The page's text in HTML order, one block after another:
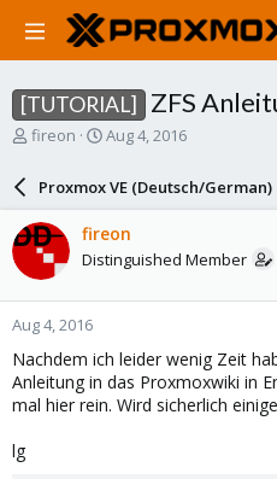
[TUTORIAL] ZFS
T
a
d
t
a
r
t
e
r
fireon
S
a
r
d
a
e
Aug 4, 2016
Proxmox VE (Deutsch/German)
fireon
Distinguished Member
Aug 4, 2016
Nachdem ich leider wenig Zeit
Anleitung in das Proxmoxwiki in
mal hier rein. Wird sicherlich
lg